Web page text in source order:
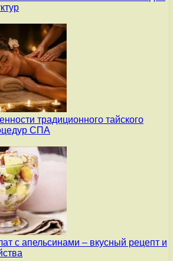
традиционного тайского
СПА
с апельсинами – вкусный рецепт и